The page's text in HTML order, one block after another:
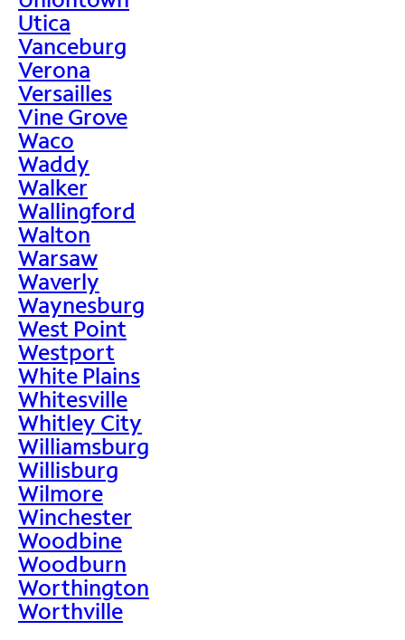
Utica
Vanceburg
Verona
Versailles
Vine Grove
Waco
Waddy
Walker
Wallingford
Walton
Warsaw
Waverly
Waynesburg
West Point
Westport
White Plains
Whitesville
Whitley City
Williamsburg
Willisburg
Wilmore
Winchester
Woodbine
Woodburn
Worthington
Worthville